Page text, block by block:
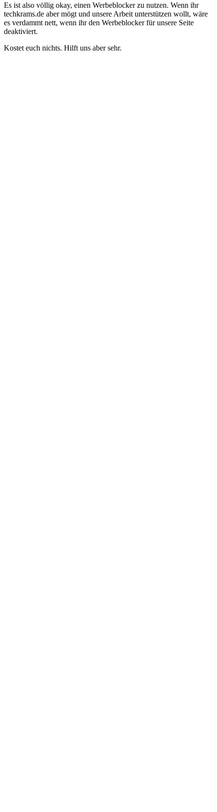
Es ist also völlig okay, einen Werbeblocker zu nutzen. Wenn ihr
techkrams.de aber mögt und unsere Arbeit unterstützen wollt, wäre
es verdammt nett, wenn ihr den Werbeblocker für unsere Seite
deaktiviert.
Kostet euch nichts. Hilft uns aber sehr.